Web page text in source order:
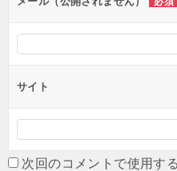
サイト
次回のコメントで使用す